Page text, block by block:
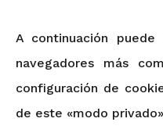
A continuación
navegadores más
configuración de
de este «modo